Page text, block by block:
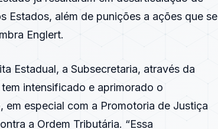
Estados, além de punições a ações que se
Englert.
Estadual, a Subsecretaria, através da
intensificado e aprimorado o
especial com a Promotoria de Justiça
a Ordem Tributária. “Essa